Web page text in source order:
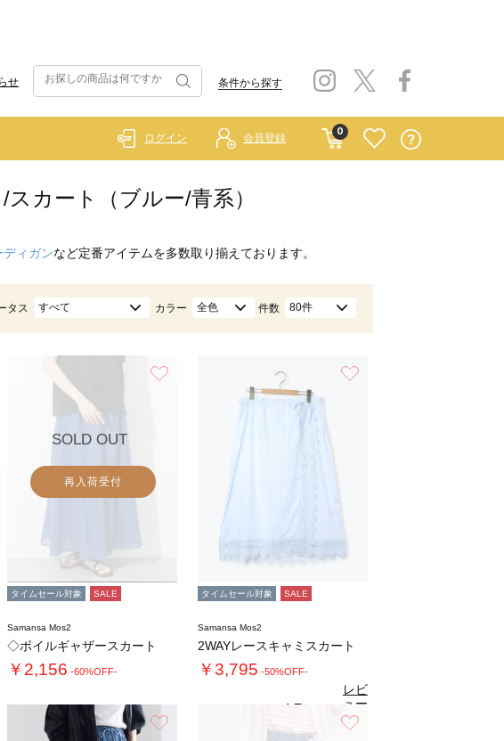
せ 条件から探す
0
ログイン 会員登録
カート（ブルー/青系）
ディガンなど定番アイテムを多数取り揃えております。
タス すべて カラー 全色 件数 80件
SOLD OUT
再入荷受付
タイムセール対象 SALE
Samansa Mos2
◇ボイルギャザースカート
￥2,156 -60%OFF-
タイムセール対象 SALE
Samansa Mos2
2WAYレースキャミスカート
￥3,795 -50%OFF-
4.7
レビ
ュー
を見
る